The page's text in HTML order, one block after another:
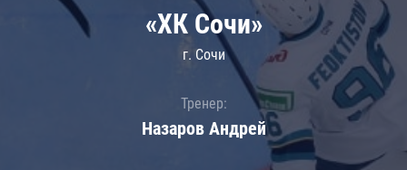
«ХК Сочи»
г. Сочи
Тренер:
Назаров Андрей